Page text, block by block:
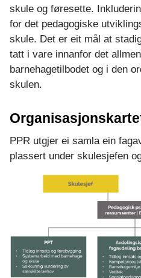
skule og føresette.
for det pedagogiske
skule. Det er eit mål at
tatt i vare innanfor det
barnehagetilbodet og i den
skulen.
PPR utgjer ei samla ein
plassert under skulesjefen